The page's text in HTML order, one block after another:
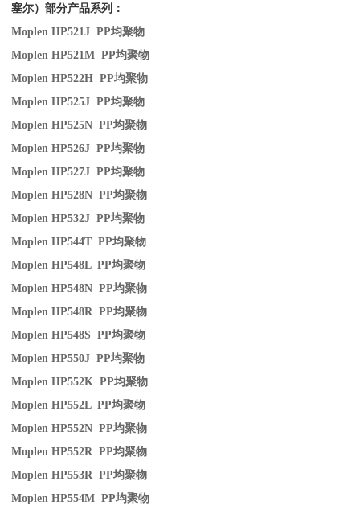
塞尔）部分产品系列：
Moplen HP521J PP均聚物
Moplen HP521M PP均聚物
Moplen HP522H PP均聚物
Moplen HP525J PP均聚物
Moplen HP525N PP均聚物
Moplen HP526J PP均聚物
Moplen HP527J PP均聚物
Moplen HP528N PP均聚物
Moplen HP532J PP均聚物
Moplen HP544T PP均聚物
Moplen HP548L PP均聚物
Moplen HP548N PP均聚物
Moplen HP548R PP均聚物
Moplen HP548S PP均聚物
Moplen HP550J PP均聚物
Moplen HP552K PP均聚物
Moplen HP552L PP均聚物
Moplen HP552N PP均聚物
Moplen HP552R PP均聚物
Moplen HP553R PP均聚物
Moplen HP554M PP均聚物